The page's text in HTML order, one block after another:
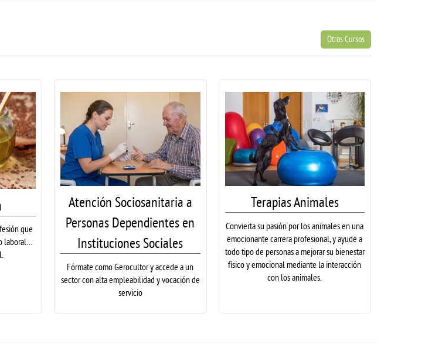
Otros Cursos
que
laboral…
Atención Sociosanitaria a
Personas Dependientes en
Instituciones Sociales
Fórmate como Gerocultor y accede a un
sector con alta empleabilidad y vocación de
servicio
Terapias Animales
Convierta su pasión por los animales en una
emocionante carrera profesional, y ayude a
todo tipo de personas a mejorar su bienestar
físico y emocional mediante la interacción
con los animales.